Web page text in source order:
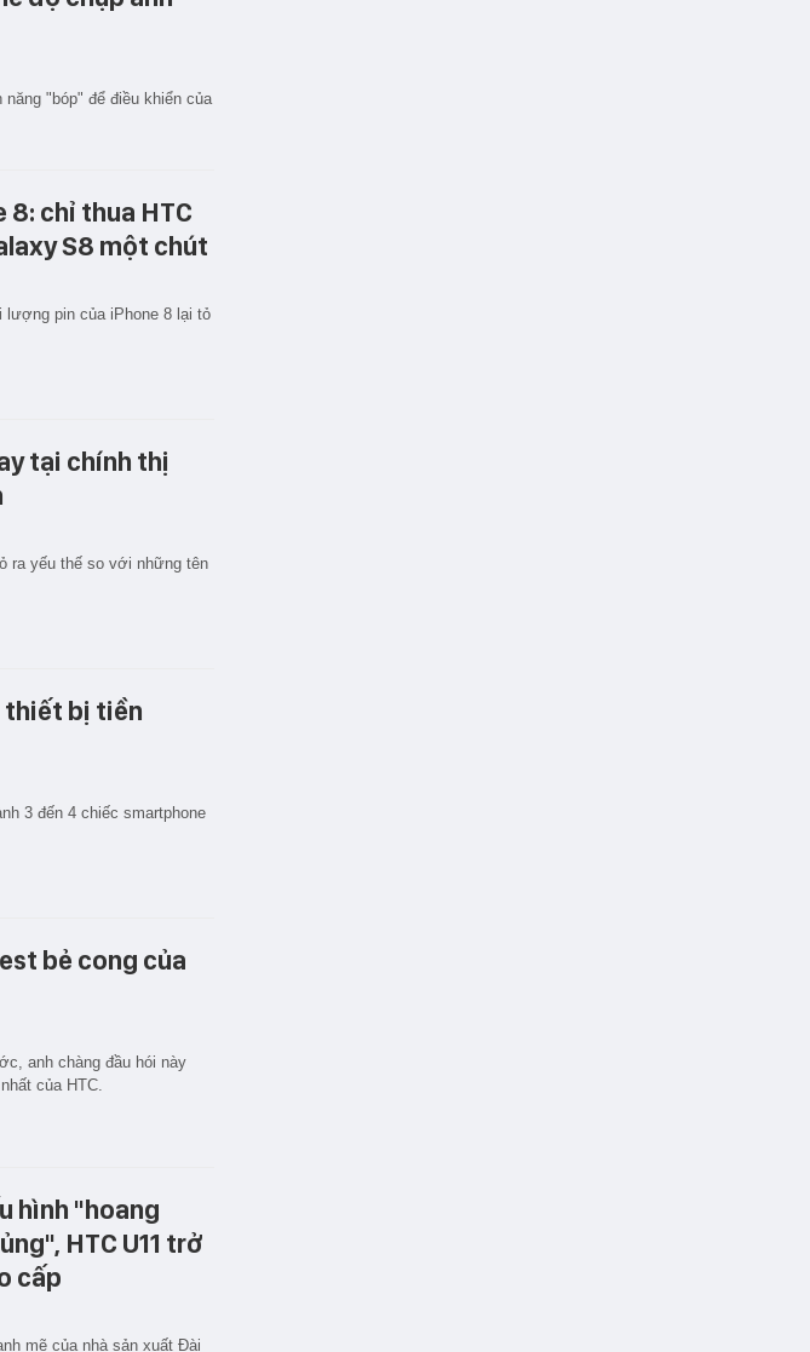
"bóp" để điều khiển của
chỉ thua HTC
S8 một chút
lượng pin của iPhone 8 lại tỏ
tại chính thị
ra yếu thế so với những tên
thiết bị tiền
3 đến 4 chiếc smartphone
bẻ cong của
anh chàng đầu hói này
của HTC.
hình "hoang
HTC U11 trở
cấp
mẽ của nhà sản xuất Đài